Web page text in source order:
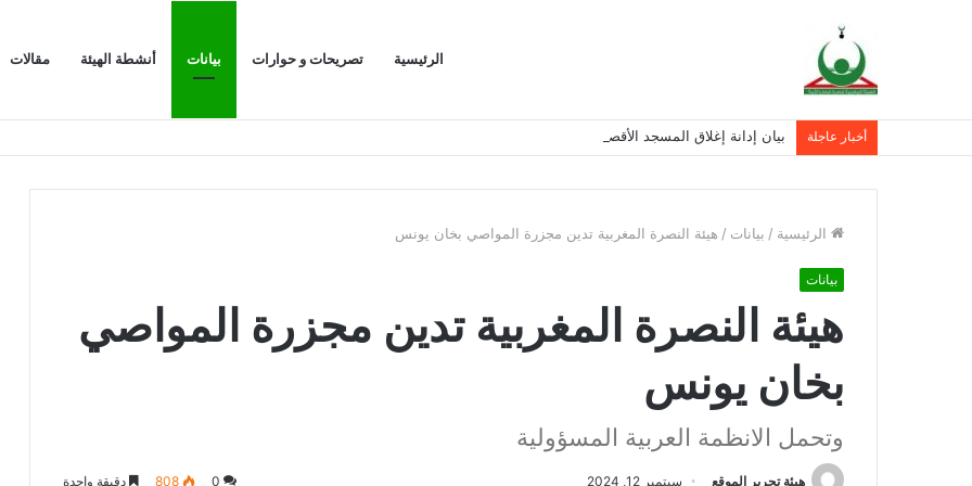
الرئيسية تصريحات و حوارات بيانات أنشطة الهيئة مقالات
أخبار عاجلة بيان إدانة إغلاق المسجد الأقصى المبارك
الرئيسية / بيانات / هيئة النصرة المغربية تدين مجزرة المواصي بخان يونس
بيانات
هيئة النصرة المغربية تدين مجزرة المواصي
بخان يونس
وتحمل الانظمة العربية المسؤولية
هيئة تحرير الموقع سبتمبر 12, 2024 0
808 دقيقة واحدة